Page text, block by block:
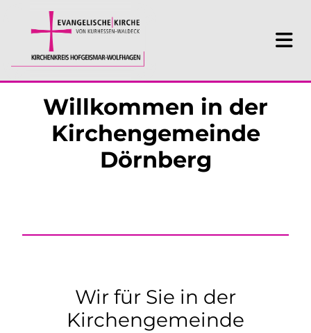
Willkommen in der
Kirchengemeinde
Dörnberg
Wir für Sie in der
Kirchengemeinde